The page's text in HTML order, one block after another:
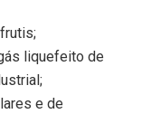
liquefeito de
e de